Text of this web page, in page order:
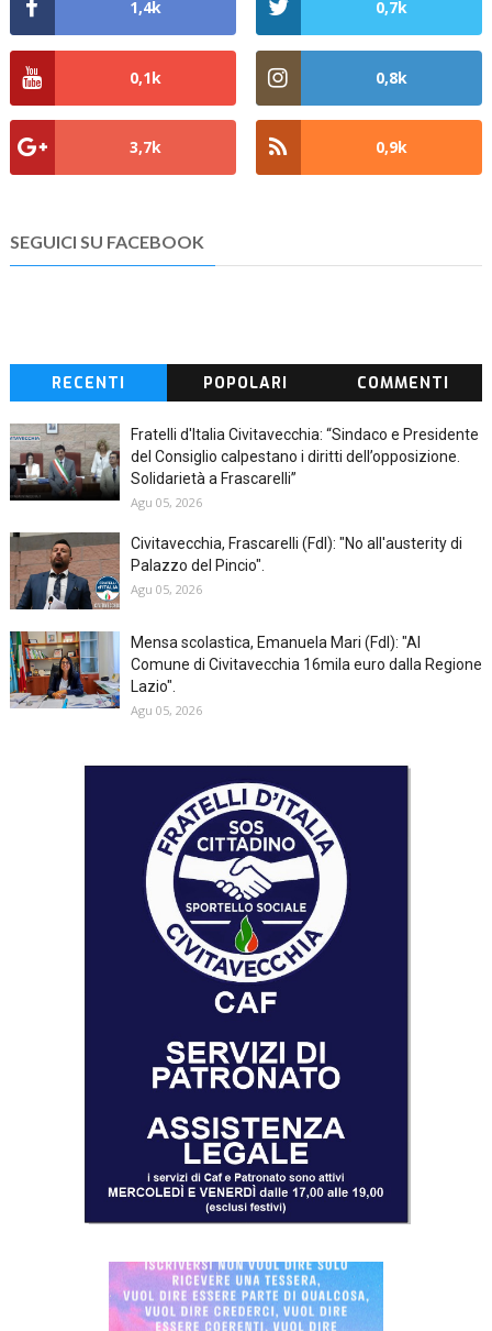
1,4k 0,7k
0,1k 0,8k
3,7k 0,9k
SEGUICI SU FACEBOOK
RECENTI POPOLARI COMMENTI
Fratelli d'Italia Civitavecchia: “Sindaco e Presidente
del Consiglio calpestano i diritti dell’opposizione.
Solidarietà a Frascarelli”
Agu 05, 2026
Civitavecchia, Frascarelli (FdI): "No all'austerity di
Palazzo del Pincio".
Agu 05, 2026
Mensa scolastica, Emanuela Mari (FdI): "Al
Comune di Civitavecchia 16mila euro dalla Regione
Lazio".
Agu 05, 2026